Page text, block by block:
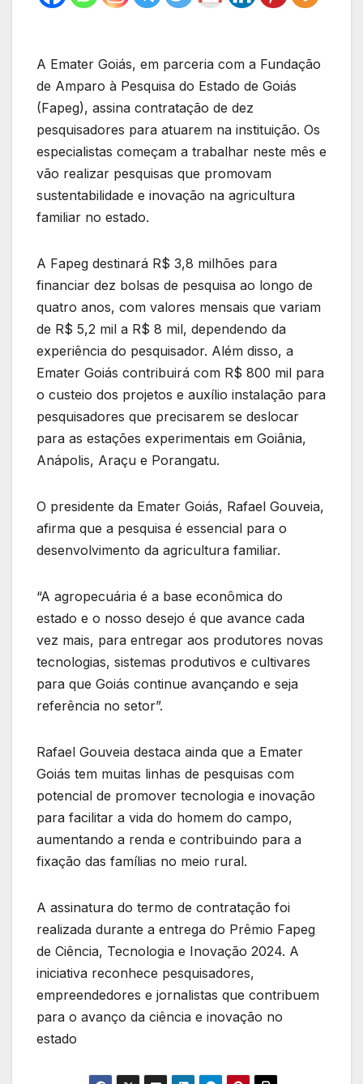
A Emater Goiás, em parceria com a Fundação
de Amparo à Pesquisa do Estado de Goiás
(Fapeg), assina contratação de dez
pesquisadores para atuarem na instituição. Os
especialistas começam a trabalhar neste mês e
vão realizar pesquisas que promovam
sustentabilidade e inovação na agricultura
familiar no estado.
A Fapeg destinará R$ 3,8 milhões para
financiar dez bolsas de pesquisa ao longo de
quatro anos, com valores mensais que variam
de R$ 5,2 mil a R$ 8 mil, dependendo da
experiência do pesquisador. Além disso, a
Emater Goiás contribuirá com R$ 800 mil para
o custeio dos projetos e auxílio instalação para
pesquisadores que precisarem se deslocar
para as estações experimentais em Goiânia,
Anápolis, Araçu e Porangatu.
O presidente da Emater Goiás, Rafael Gouveia,
afirma que a pesquisa é essencial para o
desenvolvimento da agricultura familiar.
“A agropecuária é a base econômica do
estado e o nosso desejo é que avance cada
vez mais, para entregar aos produtores novas
tecnologias, sistemas produtivos e cultivares
para que Goiás continue avançando e seja
referência no setor”.
Rafael Gouveia destaca ainda que a Emater
Goiás tem muitas linhas de pesquisas com
potencial de promover tecnologia e inovação
para facilitar a vida do homem do campo,
aumentando a renda e contribuindo para a
fixação das famílias no meio rural.
A assinatura do termo de contratação foi
realizada durante a entrega do Prêmio Fapeg
de Ciência, Tecnologia e Inovação 2024. A
iniciativa reconhece pesquisadores,
empreendedores e jornalistas que contribuem
para o avanço da ciência e inovação no
estado